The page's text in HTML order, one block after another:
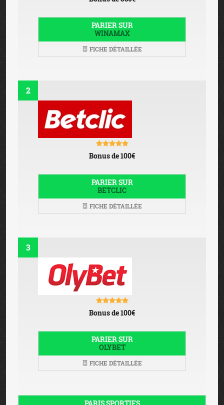
PARIER SUR
WINAMAX
FICHE DÉTAILLÉE
2
Bonus de 100€
PARIER SUR
BETCLIC
FICHE DÉTAILLÉE
3
Bonus de 100€
PARIER SUR
OLYBET
FICHE DÉTAILLÉE
PARIS SPORTIFS